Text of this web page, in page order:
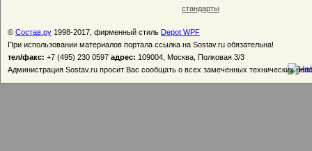
стандарты
© Состав.ру 1998-2017, фирменный стиль Depot WPF
При использовании материалов портала ссылка на Sostav.ru обязательна!
тел/факс: +7 (495) 230 0597 адрес: 109004, Москва, Полковая 3/3
Администрация Sostav.ru просит Вас сообщать о всех замеченных технических